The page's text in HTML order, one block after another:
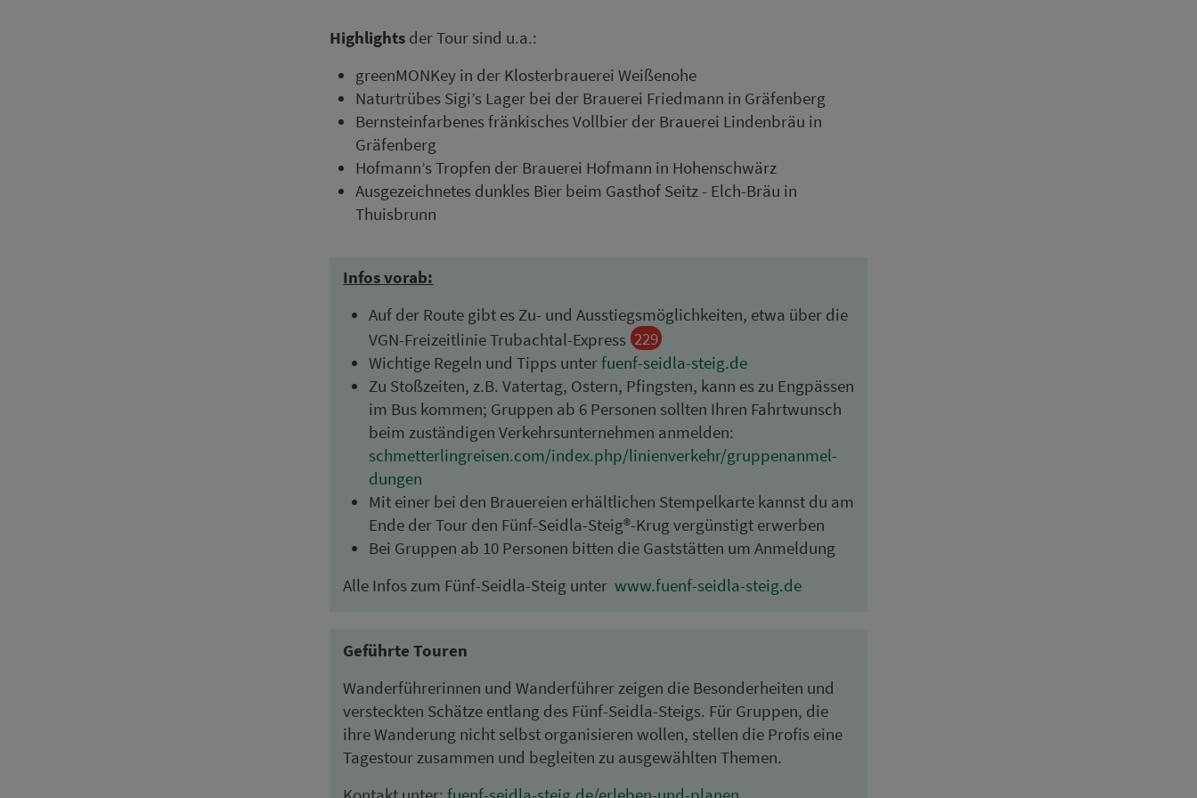
High­lights der Tour sind u.a.:
greenMONKey in der Klosterbrauerei Weißenohe
Naturtrübes Sigi’s Lager bei der Brauerei Friedmann in Gräfenberg
Bernsteinfarbenes frän­kisches Vollbier der Brauerei Lindenbräu in
Gräfenberg
Hofmann’s Tropfen der Brauerei Hofmann in Hohenschwärz
Ausgezeichnetes dunkles Bier beim Gasthof Seitz - Elch-Bräu in
Thuisbrunn
Infos vorab:
Auf der Route gibt es Zu- und Ausstiegsmöglichkeiten, etwa über die
VGN-Frei­zeit­li­ni­e Trubachtal-Express 229
Wichtige Regeln und Tipps unterfuenf-seidla-steig.de
Zu Stoß­zeiten, z.B. Vatertag, Ostern, Pfingsten, kann es zu Eng­päs­sen
im Bus kommen; Gruppen ab 6 Per­so­nen sollten Ihren Fahrt­wunsch
beim zu­stän­digen Ver­kehrs­un­ter­neh­men anmelden:
schmetterlingreisen.com/index.php/linienverkehr/gruppenan­mel­
dungen
Mit einer bei den Brauereien er­hält­lichen Stempelkarte kannst du am
Ende der Tour den Fünf-Seidla-Steig®-Krug vergünstigt er­wer­ben
Bei Gruppen ab 10 Per­so­nen bitten die Gaststätten um An­mel­dung
Alle Infos zum Fünf-Seidla-Steig unterwww.fuenf-seidla-steig.de
Geführte Touren
Wanderführerinnen und Wanderführer zeigen die Be­son­der­heiten und
versteckten Schätze ent­lang des Fünf-Seidla-Steigs. Für Gruppen, die
ihre Wan­de­rung nicht selbst organisieren wollen, stellen die Profis eine
Tagestour zusammen und begleiten zu aus­ge­wählten Themen.